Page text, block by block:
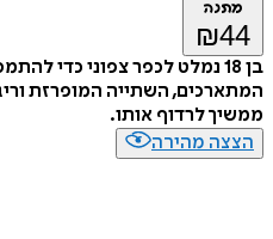
מתנה
₪44
בן 18 נמלט לכפר צפוני כדי
המתארכים, השתייה המופרזת
ממשיך לרדוף אותו.
הצצה מהירה